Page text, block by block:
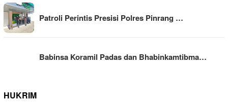
Patroli Perintis Presisi Polres Pinrang …
Babinsa Koramil Padas dan Bhabinkamtibma…
HUKRIM